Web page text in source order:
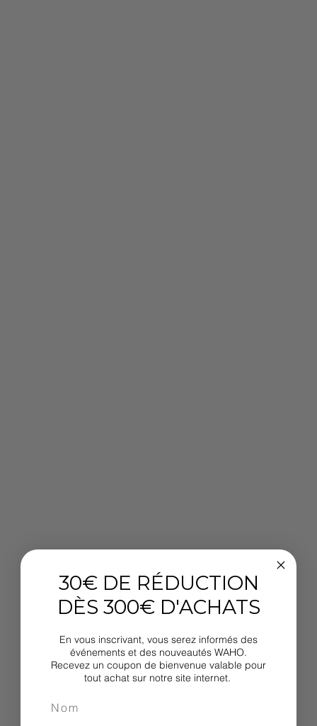
30€ DE RÉDUCTION
DÈS 300€ D'ACHATS
En vous inscrivant, vous serez informés des
événements et des nouveautés WAHO.
Recevez un coupon de bienvenue valable pour
tout achat sur notre site internet.